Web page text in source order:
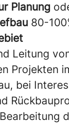
Planung
80-
Leitung
Projekten
bei